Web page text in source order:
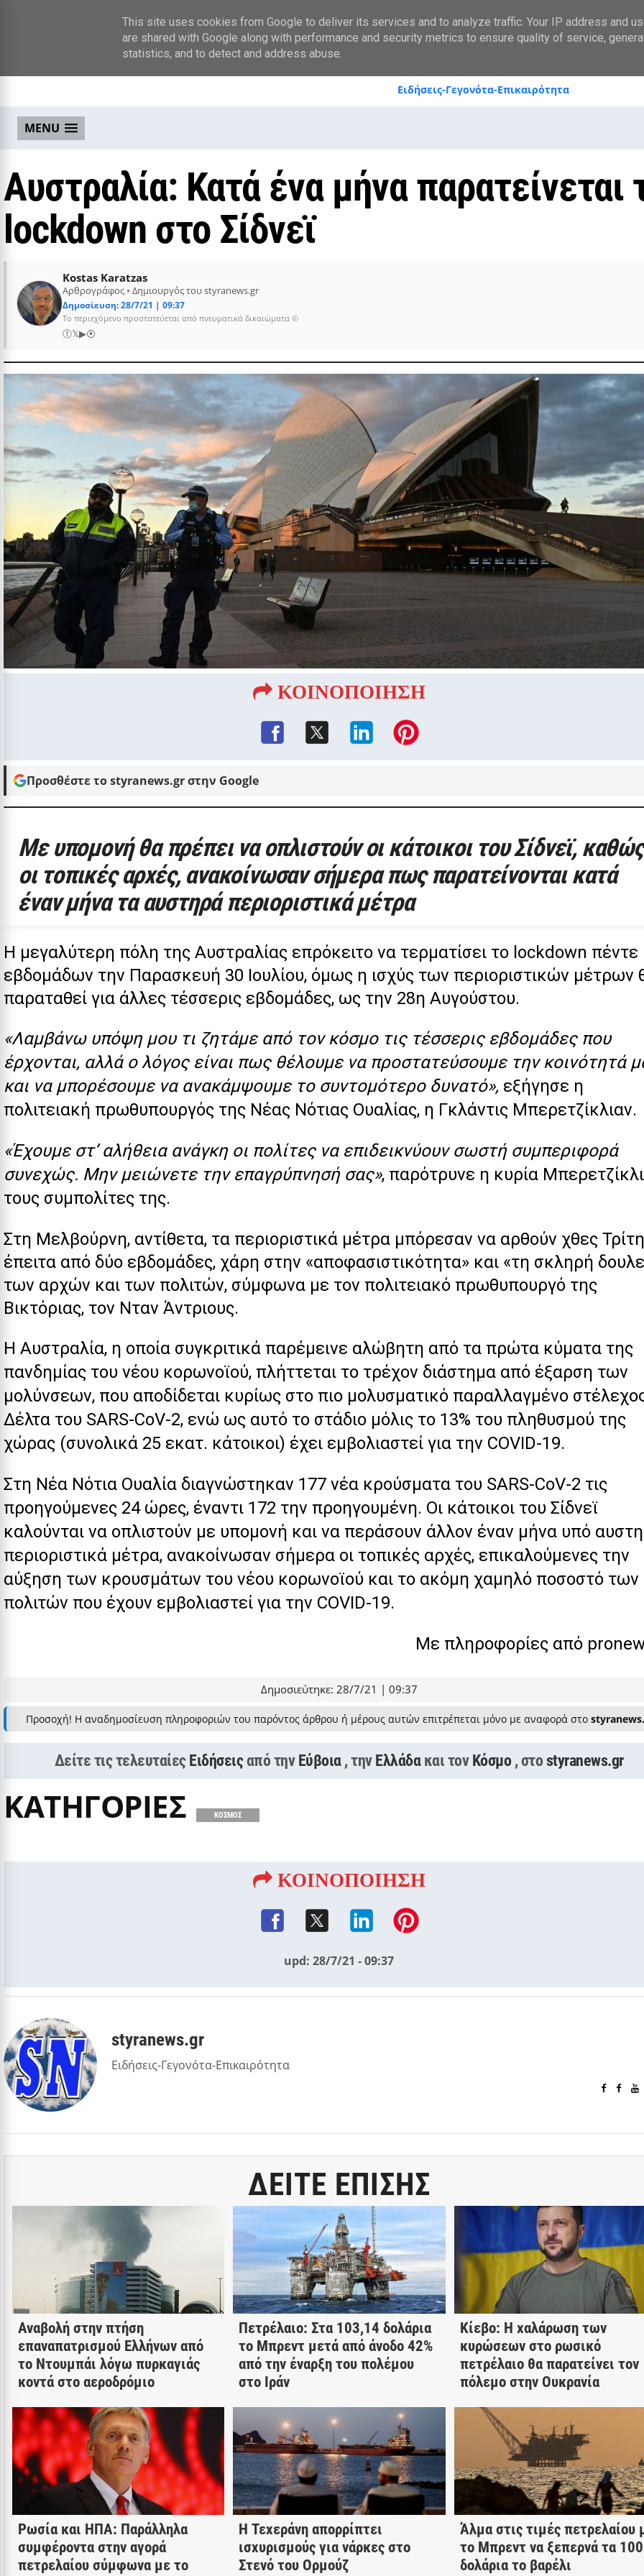
styranews.gr
Ειδήσεις-Γεγονότα-Επικαιρότητα
MENU
Αυστραλία: Κατά ένα μήνα παρατείνεται
lockdown στο Σίδνεϊ
Kostas Karatzas
Αρθρογράφος • Δημιουργός του styranews.gr
Δημοσίευση: 28/7/21 | 09:37
Το περιεχόμενο προστατεύεται από πνευματικά δικαιώματα ©
ⓕ𝕏▶⦿
ΚΟΙΝΟΠΟΙΗΣΗ
Προσθέστε το styranews.gr στην Google
Με υπομονή θα πρέπει να οπλιστούν οι κάτοικοι του Σίδνεϊ, καθώς
οι τοπικές αρχές, ανακοίνωσαν σήμερα πως παρατείνονται κατά
έναν μήνα τα αυστηρά περιοριστικά μέτρα
Η μεγαλύτερη πόλη της Αυστραλίας επρόκειτο να τερματίσει το lockdown πέντε
εβδομάδων την Παρασκευή 30 Ιουλίου, όμως η ισχύς των περιοριστικών μέτρων
παραταθεί για άλλες τέσσερις εβδομάδες, ως την 28η Αυγούστου.
«Λαμβάνω υπόψη μου τι ζητάμε από τον κόσμο τις τέσσερις εβδομάδες που
έρχονται, αλλά ο λόγος είναι πως θέλουμε να προστατεύσουμε την κοινότητά
και να μπορέσουμε να ανακάμψουμε το συντομότερο δυνατό», εξήγησε η
πολιτειακή πρωθυπουργός της Νέας Νότιας Ουαλίας, η Γκλάντις Μπερετζίκλιαν.
«Έχουμε στ’ αλήθεια ανάγκη οι πολίτες να επιδεικνύουν σωστή συμπεριφορά
συνεχώς. Μην μειώνετε την επαγρύπνησή σας», παρότρυνε η κυρία
τους συμπολίτες της.
Στη Μελβούρνη, αντίθετα, τα περιοριστικά μέτρα μπόρεσαν να αρθούν χθες
έπειτα από δύο εβδομάδες, χάρη στην «αποφασιστικότητα» και «τη σκληρή
των αρχών και των πολιτών, σύμφωνα με τον πολιτειακό πρωθυπουργό της
Βικτόριας, τον Νταν Άντριους.
Η Αυστραλία, η οποία συγκριτικά παρέμεινε αλώβητη από τα πρώτα κύματα της
πανδημίας του νέου κορωνοϊού, πλήττεται το τρέχον διάστημα από έξαρση των
μολύνσεων, που αποδίδεται κυρίως στο πιο μολυσματικό παραλλαγμένο
Δέλτα του SARS-CoV-2, ενώ ως αυτό το στάδιο μόλις το 13% του πληθυσμού της
χώρας (συνολικά 25 εκατ. κάτοικοι) έχει εμβολιαστεί για την COVID-19.
Στη Νέα Νότια Ουαλία διαγνώστηκαν 177 νέα κρούσματα του SARS-CoV-2 τις
προηγούμενες 24 ώρες, έναντι 172 την προηγουμένη. Οι κάτοικοι του Σίδνεϊ
καλούνται να οπλιστούν με υπομονή και να περάσουν άλλον έναν μήνα υπό
περιοριστικά μέτρα, ανακοίνωσαν σήμερα οι τοπικές αρχές, επικαλούμενες την
αύξηση των κρουσμάτων του νέου κορωνοϊού και το ακόμη χαμηλό ποσοστό των
πολιτών που έχουν εμβολιαστεί για την COVID-19.
Με πληροφορίες από
Δημοσιεύτηκε: 28/7/21 | 09:37
Προσοχή! Η αναδημοσίευση πληροφοριών του παρόντος άρθρου ή μέρους αυτών επιτρέπεται μόνο με αναφορά στο
Δείτε τις τελευταίες Ειδήσειςαπό την Εύβοια , την Ελλάδα και τον Κόσμο , στο styranews.gr
ΚΑΤΗΓΟΡΙΕΣ ΚΟΣΜΟΣ
ΚΟΙΝΟΠΟΙΗΣΗ
upd: 28/7/21 - 09:37
styranews.gr
Ειδήσεις-Γεγονότα-Επικαιρότητα
ΔΕΙΤΕ ΕΠΙΣΗΣ
Αναβολή στην πτήση
επαναπατρισμού Ελλήνων από
το Ντουμπάι λόγω πυρκαγιάς
κοντά στο αεροδρόμιο
Πετρέλαιο: Στα 103,14 δολάρια
το Μπρεντ μετά από άνοδο 42%
από την έναρξη του πολέμου
στο Ιράν
Κίεβο: Η χαλάρωση των
κυρώσεων στο ρωσικό
πετρέλαιο θα παρατείνει τον
πόλεμο στην Ουκρανία
Ρωσία και ΗΠΑ: Παράλληλα
συμφέροντα στην αγορά
πετρελαίου σύμφωνα με το
Η Τεχεράνη απορρίπτει
ισχυρισμούς για νάρκες στο
Στενό του Ορμούζ
Άλμα στις τιμές πετρελαίου
το Μπρεντ να ξεπερνά τα 100
δολάρια το βαρέλι
This site uses cookies from Google to deliver its services and to analyze traffic. Your IP address and
are shared with Google along with performance and security metrics to ensure quality of service,
statistics, and to detect and address abuse.